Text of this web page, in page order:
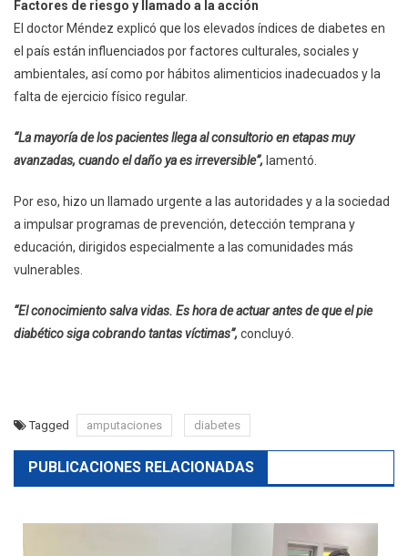
Factores de riesgo y llamado a la acción
El doctor Méndez explicó que los elevados índices de diabetes en
el país están influenciados por factores culturales, sociales y
ambientales, así como por hábitos alimenticios inadecuados y la
falta de ejercicio físico regular.
“La mayoría de los pacientes llega al consultorio en etapas muy
avanzadas, cuando el daño ya es irreversible”, lamentó.
Por eso, hizo un llamado urgente a las autoridades y a la sociedad
a impulsar programas de prevención, detección temprana y
educación, dirigidos especialmente a las comunidades más
vulnerables.
“El conocimiento salva vidas. Es hora de actuar antes de que el pie
diabético siga cobrando tantas víctimas”, concluyó.
Tagged amputaciones diabetes
PUBLICACIONES RELACIONADAS